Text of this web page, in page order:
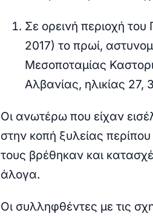
Σε ορεινή περιοχή
2017) το πρωί,
Μεσοποταμίας
Αλβανίας, ηλικίας 27,
Οι ανωτέρω που είχαν
στην κοπή ξυλείας
τους βρέθηκαν και
άλογα.
Οι συλληφθέντες με τις